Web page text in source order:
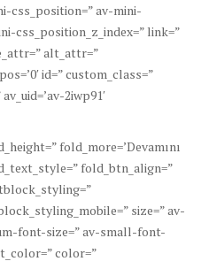
css_position=” av-mini-
css_position_z_index=” link=”
alt_attr=”
id=” custom_class=”
2iwp91′
fold_more=’Devamını
fold_btn_align=”
size=” av-
font-size=” av-small-font-
color=”